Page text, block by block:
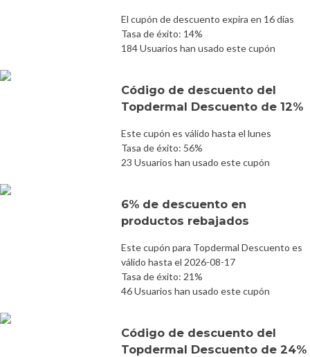
El cupón de descuento expira en 16 días
Tasa de éxito: 14%
184 Usuarios han usado este cupón
Código de descuento del
Topdermal Descuento de 12%
Este cupón es válido hasta el lunes
Tasa de éxito: 56%
23 Usuarios han usado este cupón
6% de descuento en
productos rebajados
Este cupón para Topdermal Descuento es
válido hasta el 2026-08-17
Tasa de éxito: 21%
46 Usuarios han usado este cupón
Código de descuento del
Topdermal Descuento de 24%